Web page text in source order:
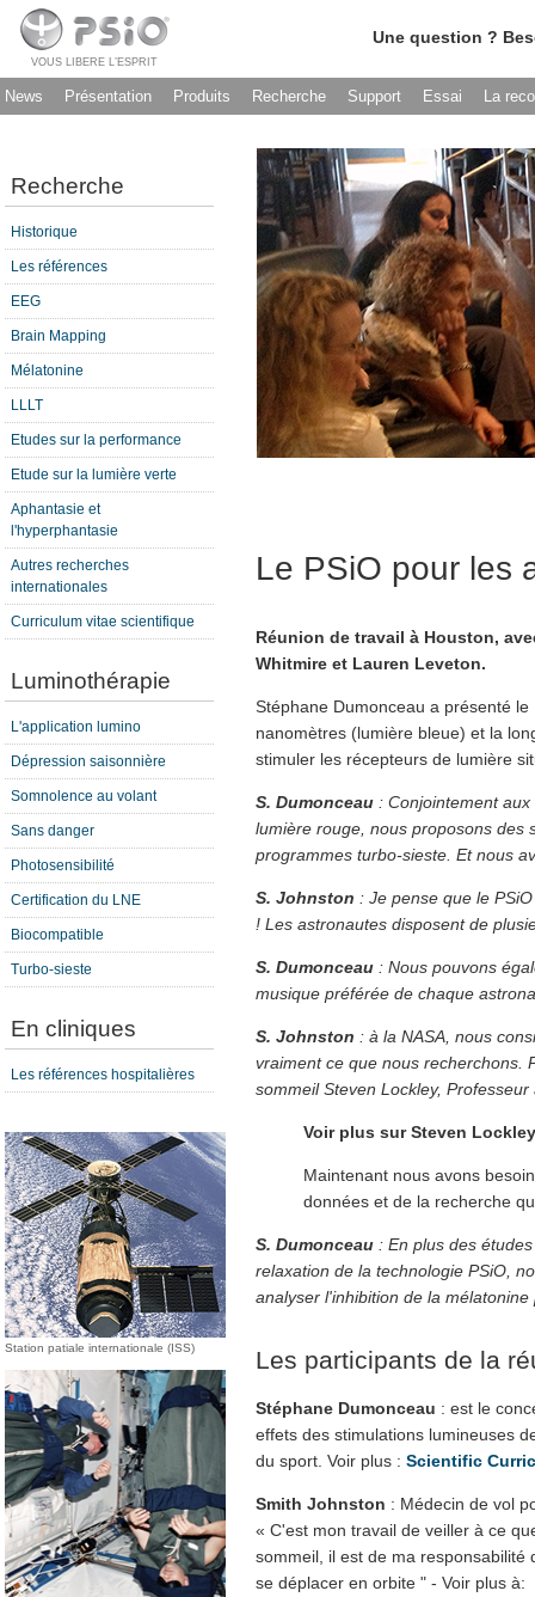
VOUS LIBERE L’ESPRIT
Une question ?
News Présentation Produits Recherche Support Essai La
Recherche
Historique
Les références
EEG
Brain Mapping
Mélatonine
LLLT
Etudes sur la performance
Etude sur la lumière verte
Aphantasie et
l'hyperphantasie
Autres recherches
internationales
Curriculum vitae scientifique
Luminothérapie
L'application lumino
Dépression saisonnière
Somnolence au volant
Sans danger
Photosensibilité
Certification du LNE
Biocompatible
Turbo-sieste
En cliniques
Les références hospitalières
Station patiale internationale (ISS)
Le PSiO pour les
Réunion de travail à Houston,
Whitmire et Lauren Leveton.
Stéphane Dumonceau a présenté
nanomètres (lumière bleue) et la
stimuler les récepteurs de lumière
S. Dumonceau : Conjointement
lumière rouge, nous proposons des
programmes turbo-sieste. Et nous
S. Johnston : Je pense que le
! Les astronautes disposent de
S. Dumonceau : Nous pouvons
musique préférée de chaque
S. Johnston : à la NASA, nous
vraiment ce que nous recherchons.
sommeil Steven Lockley,
Voir plus sur Steven
Maintenant nous avons
données et de la recherche
S. Dumonceau : En plus des
relaxation de la technologie PSiO,
analyser l'inhibition de la
Les participants de la
Stéphane Dumonceau : est le
effets des stimulations lumineuses
du sport. Voir plus : Scientific
Smith Johnston : Médecin de vol
« C'est mon travail de veiller à ce
sommeil, il est de ma
se déplacer en orbite " - Voir plus à: